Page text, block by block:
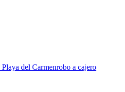
del Carmenrobo a cajero